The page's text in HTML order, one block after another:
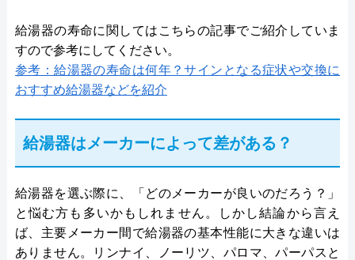
給湯器の寿命に関してはこちらの記事でご紹介していま
すので参考にしてください。
参考：給湯器の寿命は何年？サインとなる症状や交換に
おすすめ給湯器などを紹介
給湯器はメーカーによって差がある？
給湯器を選ぶ際に、「どのメーカーが良いのだろう？」
と悩む方も多いかもしれません。しかし結論から言え
ば、主要メーカー間で給湯器の基本性能に大きな違いは
ありません。リンナイ、ノーリツ、パロマ、パーパスと